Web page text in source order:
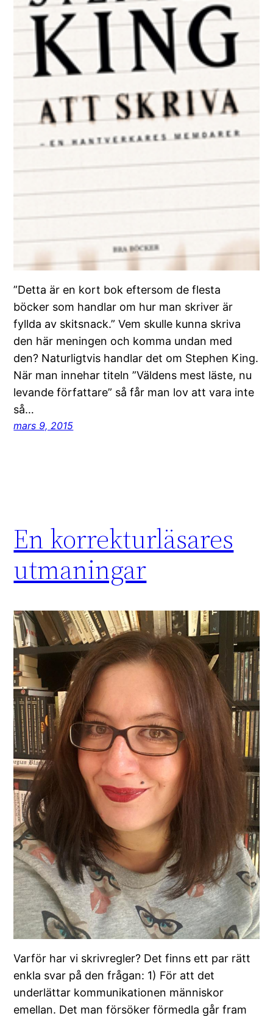
”Detta är en kort bok eftersom de flesta
böcker som handlar om hur man skriver är
fyllda av skitsnack.” Vem skulle kunna skriva
den här meningen och komma undan med
den? Naturligtvis handlar det om Stephen King.
När man innehar titeln ”Väldens mest läste, nu
levande författare” så får man lov att vara inte
så…
mars 9, 2015
En korrekturläsares
utmaningar
Varför har vi skrivregler? Det finns ett par rätt
enkla svar på den frågan: 1) För att det
underlättar kommunikationen människor
emellan. Det man försöker förmedla går fram